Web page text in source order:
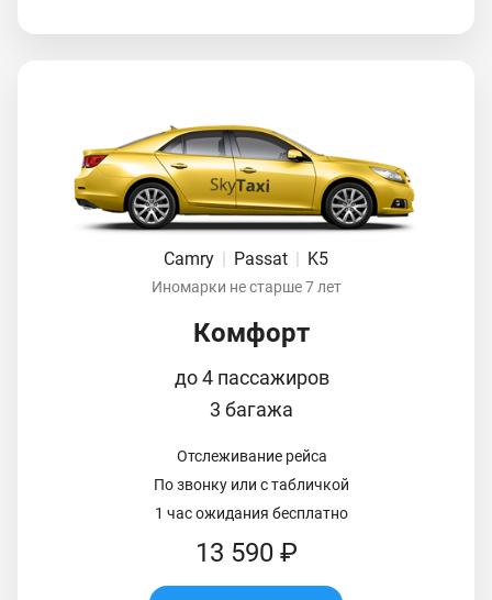
Camry Passat K5
Иномарки не старше 7 лет
Комфорт
до 4 пассажиров
3 багажа
Отслеживание рейса
По звонку или с табличкой
1 час ожидания бесплатно
13 590 ₽